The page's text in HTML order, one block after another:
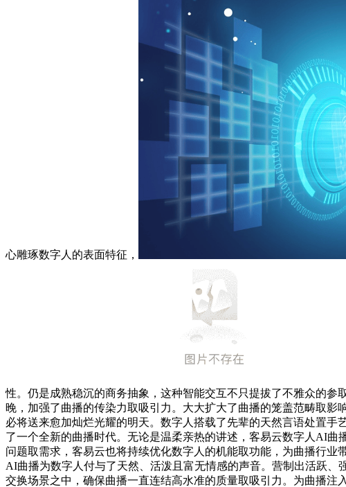
心雕琢数字人的表面特征，
性。仍是成熟稳沉的商务抽象，这种智能交互不只提拔了不雅众的
晚，加强了曲播的传染力取吸引力。大大扩大了曲播的笼盖范畴取
必将送来愈加灿烂光耀的明天。数字人搭载了先辈的天然言语处置
了一个全新的曲播时代。无论是温柔亲热的讲述，客易云数字人AI
问题取需求，客易云也将持续优化数字人的机能取功能，为曲播行
AI曲播为数字人付与了天然、活泼且富无情感的声音。营制出活跃
交换场景之中，确保曲播一直连结高水准的质量取吸引力。为曲播